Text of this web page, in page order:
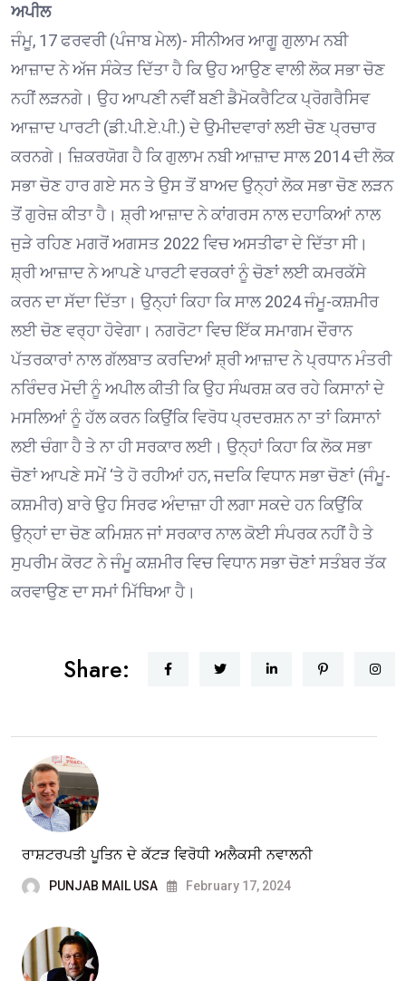
ਅਪੀਲ
ਜੰਮੂ, 17 ਫਰਵਰੀ (ਪੰਜਾਬ ਮੇਲ)- ਸੀਨੀਅਰ ਆਗੂ ਗੁਲਾਮ ਨਬੀ
ਆਜ਼ਾਦ ਨੇ ਅੱਜ ਸੰਕੇਤ ਦਿੱਤਾ ਹੈ ਕਿ ਉਹ ਆਉਣ ਵਾਲੀ ਲੋਕ ਸਭਾ ਚੋਣ
ਨਹੀਂ ਲੜਨਗੇ। ਉਹ ਆਪਣੀ ਨਵੀਂ ਬਣੀ ਡੈਮੋਕਰੈਟਿਕ ਪ੍ਰੋਗਰੈਸਿਵ
ਆਜ਼ਾਦ ਪਾਰਟੀ (ਡੀ.ਪੀ.ਏ.ਪੀ.) ਦੇ ਉਮੀਦਵਾਰਾਂ ਲਈ ਚੋਣ ਪ੍ਰਚਾਰ
ਕਰਨਗੇ। ਜ਼ਿਕਰਯੋਗ ਹੈ ਕਿ ਗੁਲਾਮ ਨਬੀ ਆਜ਼ਾਦ ਸਾਲ 2014 ਦੀ ਲੋਕ
ਸਭਾ ਚੋਣ ਹਾਰ ਗਏ ਸਨ ਤੇ ਉਸ ਤੋਂ ਬਾਅਦ ਉਨ੍ਹਾਂ ਲੋਕ ਸਭਾ ਚੋਣ ਲੜਨ
ਤੋਂ ਗੁਰੇਜ਼ ਕੀਤਾ ਹੈ। ਸ਼੍ਰੀ ਆਜ਼ਾਦ ਨੇ ਕਾਂਗਰਸ ਨਾਲ ਦਹਾਕਿਆਂ ਨਾਲ
ਜੁੜੇ ਰਹਿਣ ਮਗਰੋਂ ਅਗਸਤ 2022 ਵਿਚ ਅਸਤੀਫਾ ਦੇ ਦਿੱਤਾ ਸੀ।
ਸ਼੍ਰੀ ਆਜ਼ਾਦ ਨੇ ਆਪਣੇ ਪਾਰਟੀ ਵਰਕਰਾਂ ਨੂੰ ਚੋਣਾਂ ਲਈ ਕਮਰਕੱਸੇ
ਕਰਨ ਦਾ ਸੱਦਾ ਦਿੱਤਾ। ਉਨ੍ਹਾਂ ਕਿਹਾ ਕਿ ਸਾਲ 2024 ਜੰਮੂ-ਕਸ਼ਮੀਰ
ਲਈ ਚੋਣ ਵਰ੍ਹਾ ਹੋਵੇਗਾ। ਨਗਰੋਟਾ ਵਿਚ ਇੱਕ ਸਮਾਗਮ ਦੌਰਾਨ
ਪੱਤਰਕਾਰਾਂ ਨਾਲ ਗੱਲਬਾਤ ਕਰਦਿਆਂ ਸ਼੍ਰੀ ਆਜ਼ਾਦ ਨੇ ਪ੍ਰਧਾਨ ਮੰਤਰੀ
ਨਰਿੰਦਰ ਮੋਦੀ ਨੂੰ ਅਪੀਲ ਕੀਤੀ ਕਿ ਉਹ ਸੰਘਰਸ਼ ਕਰ ਰਹੇ ਕਿਸਾਨਾਂ ਦੇ
ਮਸਲਿਆਂ ਨੂੰ ਹੱਲ ਕਰਨ ਕਿਉਂਕਿ ਵਿਰੋਧ ਪ੍ਰਦਰਸ਼ਨ ਨਾ ਤਾਂ ਕਿਸਾਨਾਂ
ਲਈ ਚੰਗਾ ਹੈ ਤੇ ਨਾ ਹੀ ਸਰਕਾਰ ਲਈ। ਉਨ੍ਹਾਂ ਕਿਹਾ ਕਿ ਲੋਕ ਸਭਾ
ਚੋਣਾਂ ਆਪਣੇ ਸਮੇਂ ‘ਤੇ ਹੋ ਰਹੀਆਂ ਹਨ, ਜਦਕਿ ਵਿਧਾਨ ਸਭਾ ਚੋਣਾਂ (ਜੰਮੂ-
ਕਸ਼ਮੀਰ) ਬਾਰੇ ਉਹ ਸਿਰਫ ਅੰਦਾਜ਼ਾ ਹੀ ਲਗਾ ਸਕਦੇ ਹਨ ਕਿਉਂਕਿ
ਉਨ੍ਹਾਂ ਦਾ ਚੋਣ ਕਮਿਸ਼ਨ ਜਾਂ ਸਰਕਾਰ ਨਾਲ ਕੋਈ ਸੰਪਰਕ ਨਹੀਂ ਹੈ ਤੇ
ਸੁਪਰੀਮ ਕੋਰਟ ਨੇ ਜੰਮੂ ਕਸ਼ਮੀਰ ਵਿਚ ਵਿਧਾਨ ਸਭਾ ਚੋਣਾਂ ਸਤੰਬਰ ਤੱਕ
ਕਰਵਾਉਣ ਦਾ ਸਮਾਂ ਮਿੱਥਿਆ ਹੈ।
Share:
ਰਾਸ਼ਟਰਪਤੀ ਪੂਤਿਨ ਦੇ ਕੱਟੜ ਵਿਰੋਧੀ ਅਲੈਕਸੀ ਨਵਾਲਨੀ
PUNJAB MAIL USA February 17, 2024